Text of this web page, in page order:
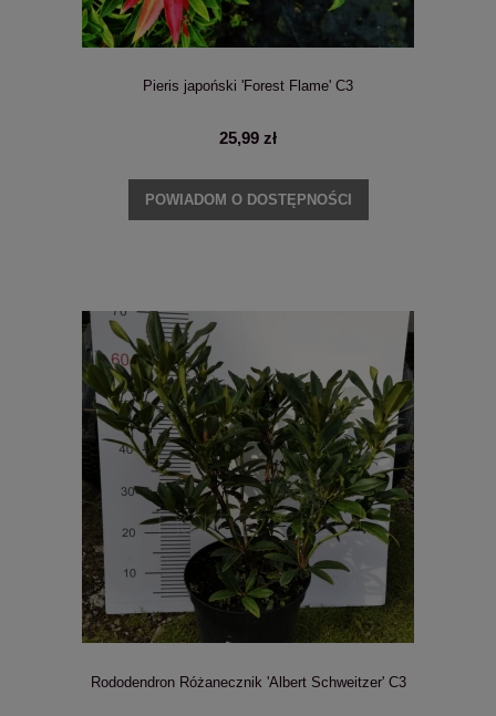
Pieris japoński 'Forest Flame' C3
25,99 zł
POWIADOM O DOSTĘPNOŚCI
Rododendron Różanecznik 'Albert Schweitzer' C3